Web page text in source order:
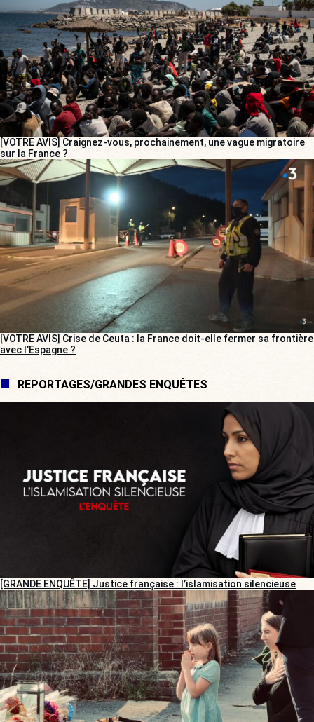
[VOTRE AVIS] Craignez-vous, prochainement, une vague migratoire
sur la France ?
[VOTRE AVIS] Crise de Ceuta : la France doit-elle fermer sa frontière
avec l’Espagne ?
REPORTAGES/GRANDES ENQUÊTES
[GRANDE ENQUÊTE] Justice française : l’islamisation silencieuse